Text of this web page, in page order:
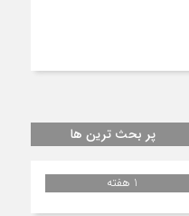
پر بحث ترین ها
1 هفته